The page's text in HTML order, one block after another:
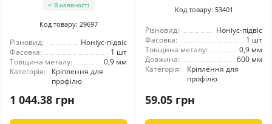
В наявності
Код товару: 29697
Різновид:
Ноніус-підвіс
Фасовка:
1 шт
Товщина металу:
0,9 мм
Категорія:
Кріплення для
профілю
1 044.38 грн
Код товару: 53401
Різновид:
Ноніус-підвіс
Фасовка:
1 шт
Товщина металу:
0,9 мм
Довжина:
600 мм
Категорія:
Кріплення для
профілю
59.05 грн